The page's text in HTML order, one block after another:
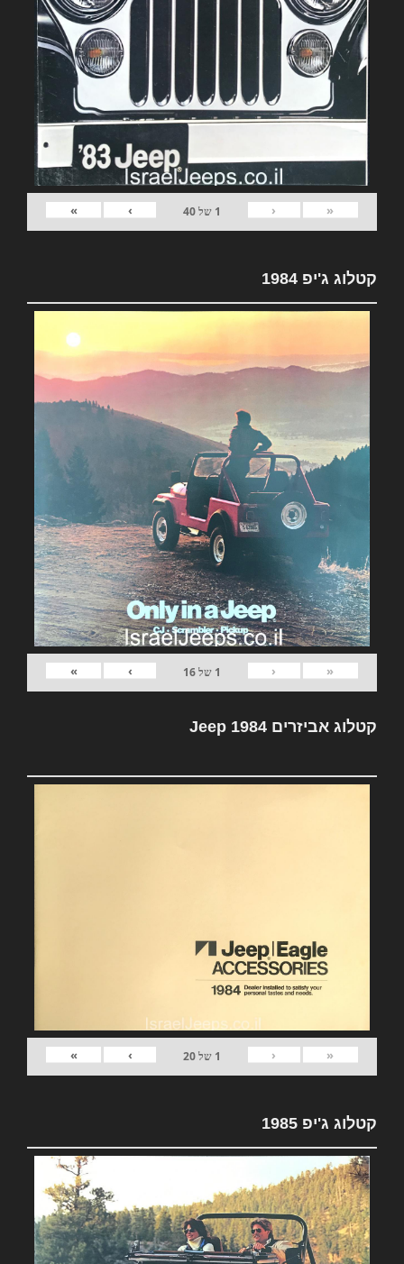
«
‹
1 של40
›
»
קטלוג ג'יפ 1984
«
‹
1 של16
›
»
קטלוג אביזרים Jeep 1984
«
‹
1 של20
›
»
קטלוג ג'יפ 1985